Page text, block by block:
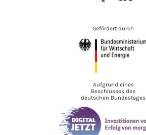
Gefördert durch
Aufgrund eines
Beschlusses des
deutschen Bundestages